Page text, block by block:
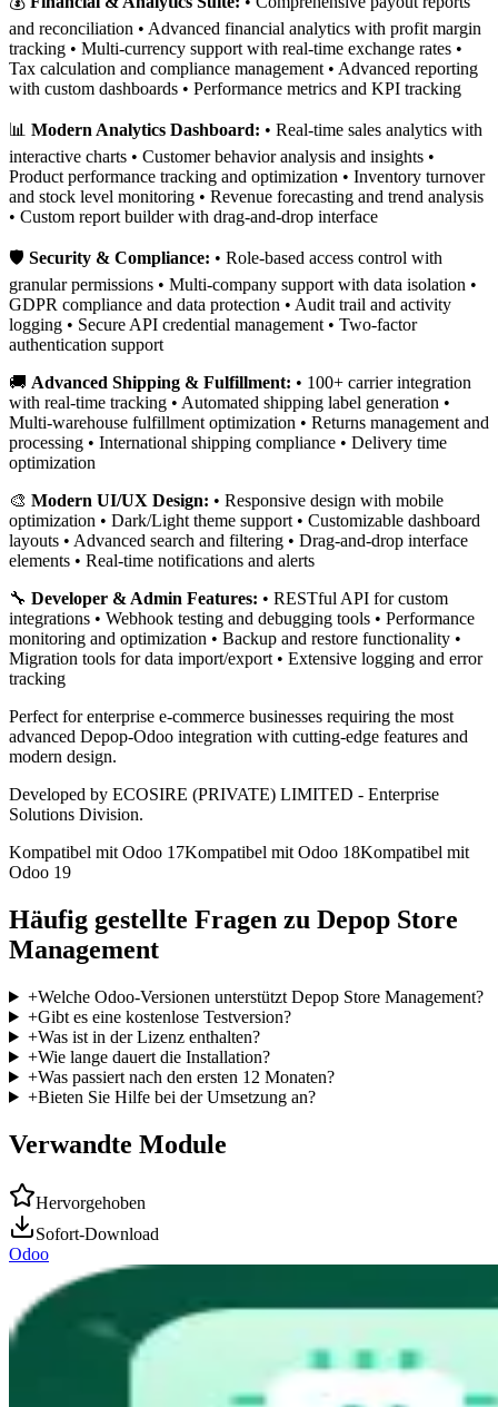
and reconciliation • Advanced financial analytics with profit margin
tracking • Multi-currency support with real-time exchange rates •
Tax calculation and compliance management • Advanced reporting
with custom dashboards • Performance metrics and KPI tracking
📊 Modern Analytics Dashboard: • Real-time sales analytics with
interactive charts • Customer behavior analysis and insights •
Product performance tracking and optimization • Inventory turnover
and stock level monitoring • Revenue forecasting and trend analysis
• Custom report builder with drag-and-drop interface
🛡️ Security & Compliance: • Role-based access control with
granular permissions • Multi-company support with data isolation •
GDPR compliance and data protection • Audit trail and activity
logging • Secure API credential management • Two-factor
authentication support
🚚 Advanced Shipping & Fulfillment: • 100+ carrier integration
with real-time tracking • Automated shipping label generation •
Multi-warehouse fulfillment optimization • Returns management and
processing • International shipping compliance • Delivery time
optimization
🎨 Modern UI/UX Design: • Responsive design with mobile
optimization • Dark/Light theme support • Customizable dashboard
layouts • Advanced search and filtering • Drag-and-drop interface
elements • Real-time notifications and alerts
🔧 Developer & Admin Features: • RESTful API for custom
integrations • Webhook testing and debugging tools • Performance
monitoring and optimization • Backup and restore functionality •
Migration tools for data import/export • Extensive logging and error
tracking
Perfect for enterprise e-commerce businesses requiring the most
advanced Depop-Odoo integration with cutting-edge features and
modern design.
Developed by ECOSIRE (PRIVATE) LIMITED - Enterprise
Solutions Division.
Kompatibel mit Odoo 17Kompatibel mit Odoo 18Kompatibel mit
Odoo 19
Häufig gestellte Fragen zu Depop Store
Management
+Welche Odoo-Versionen unterstützt Depop Store Management?
+Gibt es eine kostenlose Testversion?
+Was ist in der Lizenz enthalten?
+Wie lange dauert die Installation?
+Was passiert nach den ersten 12 Monaten?
+Bieten Sie Hilfe bei der Umsetzung an?
Verwandte Module
Hervorgehoben
Sofort-Download
Odoo